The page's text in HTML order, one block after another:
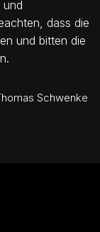
dass die
und bitten die
Schwenke